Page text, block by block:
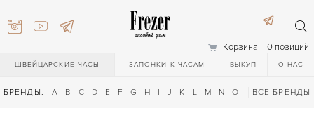
Корзина 0 позиций
ШВЕЙЦАРСКИЕ ЧАСЫ ЗАПОНКИ К ЧАСАМ ВЫКУП О НАС
БРЕНДЫ: A B C D E F G H I J K L M N O Q R S T
ВСЕ БРЕНДЫ